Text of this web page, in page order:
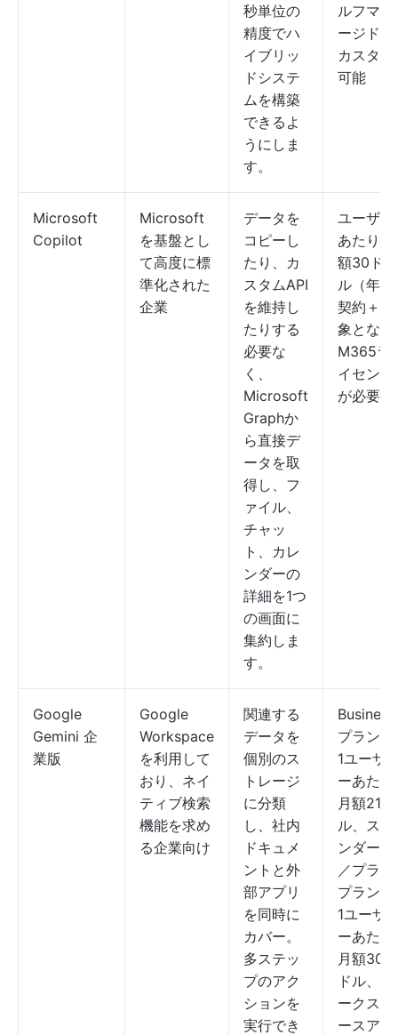
秒単位の
精度でハ
イブリッ
ドシステ
ムを構築
できるよ
うにしま
す。
ルフマネ
ージド：
カスタム
可能
Microsoft
Copilot
Microsoft
を基盤とし
て高度に標
準化された
企業
データを
コピーし
たり、カ
スタムAPI
を維持し
たりする
必要な
く、
Microsoft
Graphか
ら直接デ
ータを取
得し、フ
ァイル、
チャッ
ト、カレ
ンダーの
詳細を1つ
の画面に
集約しま
す。
ユーザー
あたり月
額30ド
ル（年間
契約＋対
象となる
M365ラ
イセンス
が必要）
Google
Gemini 企
業版
Google
Workspace
を利用して
おり、ネイ
ティブ検索
機能を求め
る企業向け
関連する
データを
個別のス
トレージ
に分類
し、社内
ドキュメ
ントと外
部アプリ
を同時に
カバー。
多ステッ
プのアク
ションを
実行でき
Business
プラン：
1ユーザ
ーあたり
月額21ド
ル、スタ
ンダード
／プラス
プラン：
1ユーザ
ーあたり
月額30
ドル、ワ
ークスペ
ースアプ